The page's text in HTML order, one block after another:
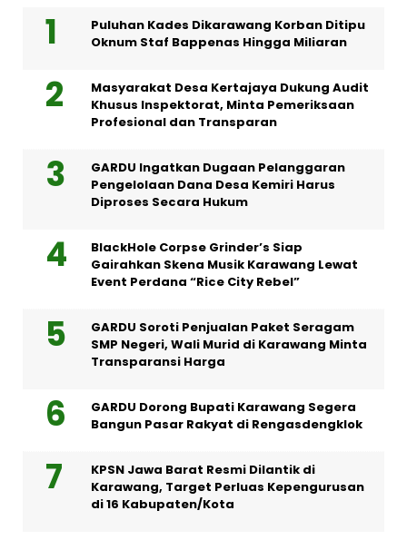
Puluhan Kades Dikarawang Korban Ditipu
Oknum Staf Bappenas Hingga Miliaran
Masyarakat Desa Kertajaya Dukung Audit
Khusus Inspektorat, Minta Pemeriksaan
Profesional dan Transparan
GARDU Ingatkan Dugaan Pelanggaran
Pengelolaan Dana Desa Kemiri Harus
Diproses Secara Hukum
BlackHole Corpse Grinder’s Siap
Gairahkan Skena Musik Karawang Lewat
Event Perdana “Rice City Rebel”
GARDU Soroti Penjualan Paket Seragam
SMP Negeri, Wali Murid di Karawang Minta
Transparansi Harga
GARDU Dorong Bupati Karawang Segera
Bangun Pasar Rakyat di Rengasdengklok
KPSN Jawa Barat Resmi Dilantik di
Karawang, Target Perluas Kepengurusan
di 16 Kabupaten/Kota